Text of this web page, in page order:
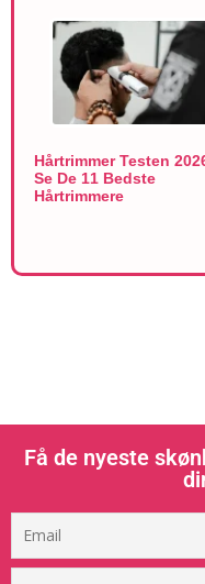
Hårtrimmer Testen
Se De 11 Bedste
Hårtrimmere
Få de nyeste